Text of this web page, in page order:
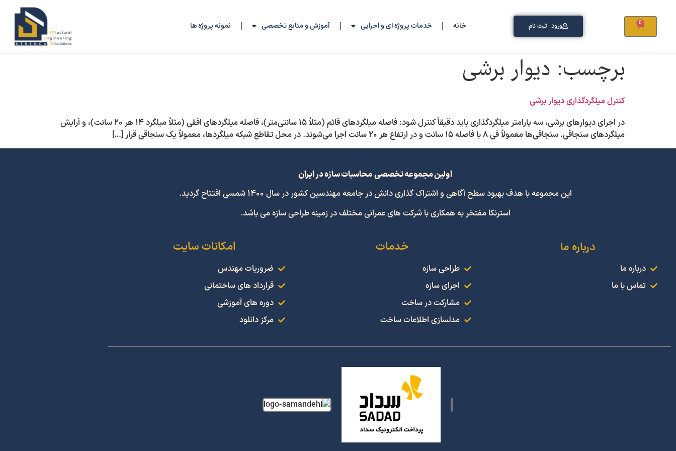
0 ورود | ثبت نام خانه خدمات پروژه ای و اجرایی آموزش و منابع تخصصی نمونه پروژه ها
برچسب: دیوار برشی
کنترل میلگردگذاری دیوار برشی
در اجرای دیوارهای برشی، سه پارامتر میلگردگذاری باید دقیقاً کنترل شود: فاصله میلگردهای قائم (مثلاً ۱۵ سانتی‌متر)، فاصله میلگردهای افقی (مثلاً میلگرد ۱۴ هر ۲۰ سانت)، و آرایش
میلگردهای سنجاقی. سنجاقی‌ها معمولاً فی ۸ با فاصله ۱۵ سانت و در ارتفاع هر ۲۰ سانت اجرا می‌شوند. در محل تقاطع شبکه میلگردها، معمولاً یک سنجاقی قرار […]
اولین مجموعه تخصصی محاسبات سازه در ایران
این مجموعه با هدف بهبود سطح آگاهی و اشتراک گذاری دانش در جامعه مهندسین کشور در سال 1400 شمسی افتتاح گردید.
استرنکا مفتخر به همکاری با شرکت های عمرانی مختلف در زمینه طراحی سازه می باشد.
درباره ما
درباره ما
تماس با ما
خدمات
طراحی سازه
اجرای سازه
مشارکت در ساخت
مدلسازی اطلاعات ساخت
امکانات سایت
ضروریات مهندس
قرارداد های ساختمانی
دوره های آموزشی
مرکز دانلود